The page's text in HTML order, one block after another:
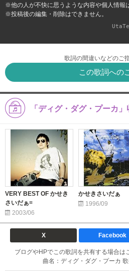
※他の人が不快に思うような内容や個人情報
※投稿後の編集・削除はできません。
歌詞の間違いなどのご
この歌詞への
「ディグ・ダグ・プーカ
VERY BEST OF かせき
さいだぁ≡
2003/06
かせきさいだぁ
1996/09
X Facebook
ブログやHPでこの歌詞を共有する場合は
曲名：ディグ・ダグ・プーカ